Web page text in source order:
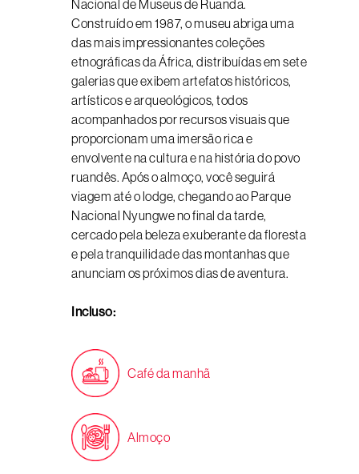
Nacional de Museus de Ruanda.
Construído em 1987, o museu abriga uma
das mais impressionantes coleções
etnográficas da África, distribuídas em sete
galerias que exibem artefatos históricos,
artísticos e arqueológicos, todos
acompanhados por recursos visuais que
proporcionam uma imersão rica e
envolvente na cultura e na história do povo
ruandês. Após o almoço, você seguirá
viagem até o lodge, chegando ao Parque
Nacional Nyungwe no final da tarde,
cercado pela beleza exuberante da floresta
e pela tranquilidade das montanhas que
anunciam os próximos dias de aventura.
Incluso:
Café da manhã
Almoço